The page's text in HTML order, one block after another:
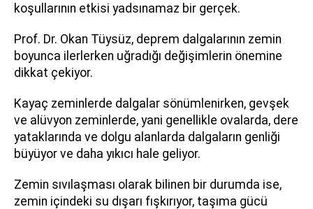
koşullarının etkisi yadsınamaz bir gerçek.
Prof. Dr. Okan Tüysüz, deprem dalgalarının zemin
boyunca ilerlerken uğradığı değişimlerin önemine
dikkat çekiyor.
Kayaç zeminlerde dalgalar sönümlenirken, gevşek
ve alüvyon zeminlerde, yani genellikle ovalarda, dere
yataklarında ve dolgu alanlarda dalgaların genliği
büyüyor ve daha yıkıcı hale geliyor.
Zemin sıvılaşması olarak bilinen bir durumda ise,
zemin içindeki su dışarı fışkırıyor, taşıma gücü